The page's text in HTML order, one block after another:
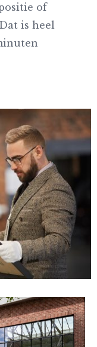
of
is heel